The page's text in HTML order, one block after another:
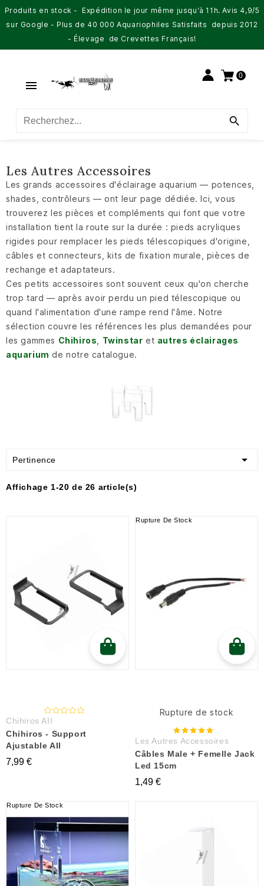
Produits en stock - Expédition le jour même jusqu'à 11h. Avis 4,9/5
sur Google - Plus de 40 000 Aquariophiles Satisfaits depuis 2012
- Élevage de Crevettes Français!

0

Les Autres Accessoires
Les grands accessoires d'éclairage aquarium — potences,
shades, contrôleurs — ont leur page dédiée. Ici, vous
trouverez les pièces et compléments qui font que votre
installation tient la route sur la durée : pieds acryliques
rigides pour remplacer les pieds télescopiques d'origine,
câbles et connecteurs, kits de fixation murale, pièces de
rechange et adaptateurs.
Ces petits accessoires sont souvent ceux qu'on cherche
trop tard — après avoir perdu un pied télescopique ou
quand l'alimentation d'une rampe rend l'âme. Notre
sélection couvre les références les plus demandées pour
les gammes Chihiros Twinstar et autres éclairages
aquarium de notre catalogue.
Pertinence 
Affichage 1-20 de 26 article(s)
Chihiros AII
Chihiros - Support
Ajustable AII
7,99 €
Rupture De Stock
Rupture de stock
Les Autres Accessoires
Câbles Male + Femelle Jack
Led 15cm
1,49 €
Rupture De Stock